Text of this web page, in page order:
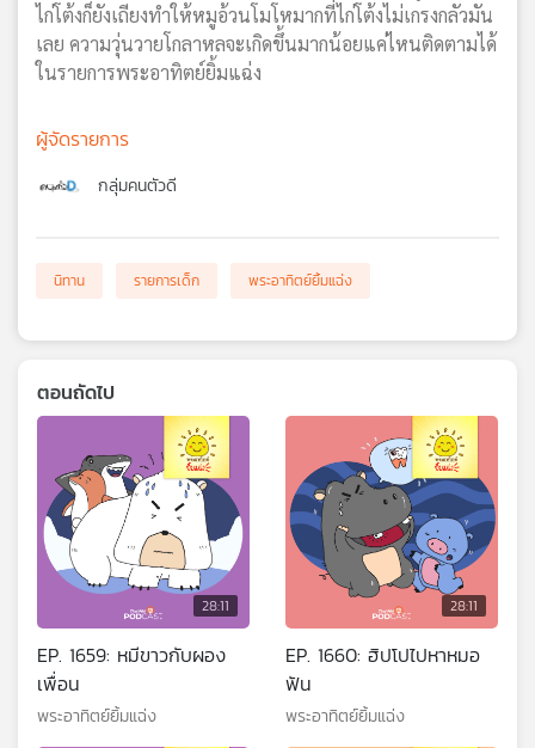
ไก่โต้งก็ยังเถียงทำให้หมูอ้วนโมโหมากที่ไก่โต้งไม่เกรงกลัวมัน
เลย ความวุ่นวายโกลาหลจะเกิดขึ้นมากน้อยแค่ไหนติดตามได้
ในรายการพระอาทิตย์ยิ้มแฉ่ง
ผู้จัดรายการ
กลุ่มคนตัวดี
นิทาน รายการเด็ก พระอาทิตย์ยิ้มแฉ่ง
ตอนถัดไป
28:11
EP. 1659: หมีขาวกับผอง
เพื่อน
พระอาทิตย์ยิ้มแฉ่ง
28:11
EP. 1660: ฮิปโปไปหาหมอ
ฟัน
พระอาทิตย์ยิ้มแฉ่ง